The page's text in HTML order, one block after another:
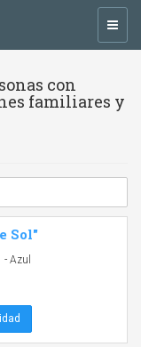
con
familiares y
Sol"
Azul